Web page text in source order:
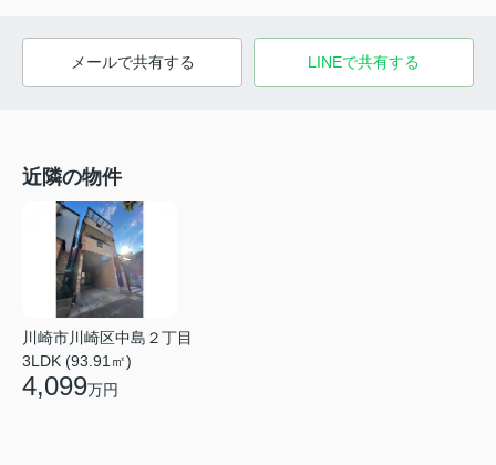
メールで共有する LINEで共有する
近隣の物件
川崎市川崎区中島２丁目
3LDK (93.91㎡)
4,099万円